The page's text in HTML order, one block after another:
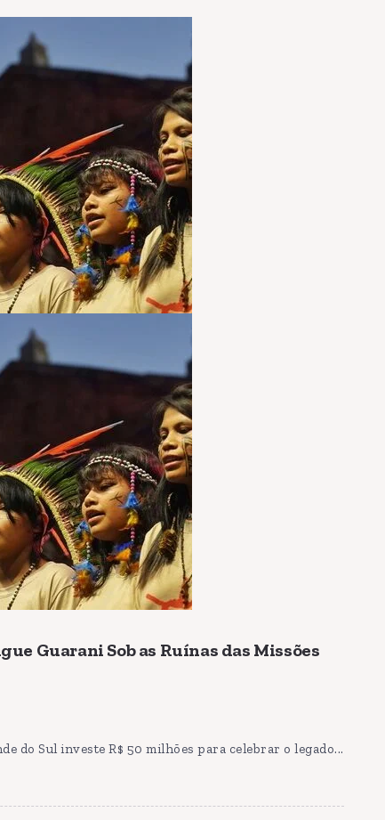
Guarani Sob as Ruínas das Missões
do Sul investe R$ 50 milhões para celebrar o legado...